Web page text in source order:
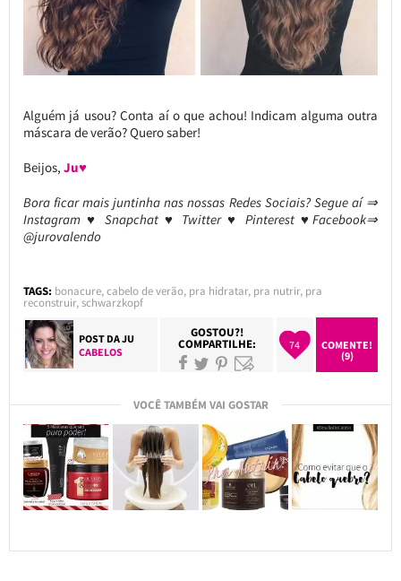
Alguém já usou? Conta aí o que achou! Indicam alguma outra
máscara de verão? Quero saber!
Beijos, Ju♥
Bora ficar mais juntinha nas nossas Redes Sociais? Segue aí ⇒
Instagram ♥ Snapchat ♥ Twitter ♥ Pinterest ♥Facebook⇒
@jurovalendo
TAGS: bonacure,cabelo de verão, pra hidratar, pra nutrir, pra
reconstruir,schwarzkopf
POST DAJU
CABELOS
GOSTOU?!
COMPARTILHE: 74
COMENTE!
(9)
VOCÊ TAMBÉM VAI GOSTAR